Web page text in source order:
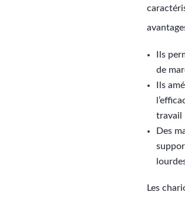
Ils
de
Ils
travail
Des
Les